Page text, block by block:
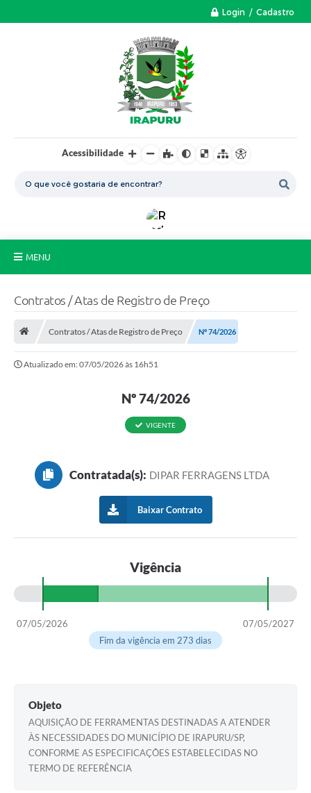
Login / Cadastro
Acessibilidade
MENU
Legislação
Ouvidoria
Notícias
Projetos
Contas Públicas
Contratos / Atas de Registro de Preço
Contratos / Atas de Registro de Preço Nº 74/2026
Atualizado em: 07/05/2026 às 16h51
Nº 74/2026
VIGENTE
Contratada(s): DIPAR FERRAGENS LTDA
Baixar Contrato
Vigência
07/05/2026
07/05/2027
Fim da vigência em 273 dias
Objeto
AQUISIÇÃO DE FERRAMENTAS DESTINADAS A ATENDER
ÀS NECESSIDADES DO MUNICÍPIO DE IRAPURU/SP,
CONFORME AS ESPECIFICAÇÕES ESTABELECIDAS NO
TERMO DE REFERÊNCIA